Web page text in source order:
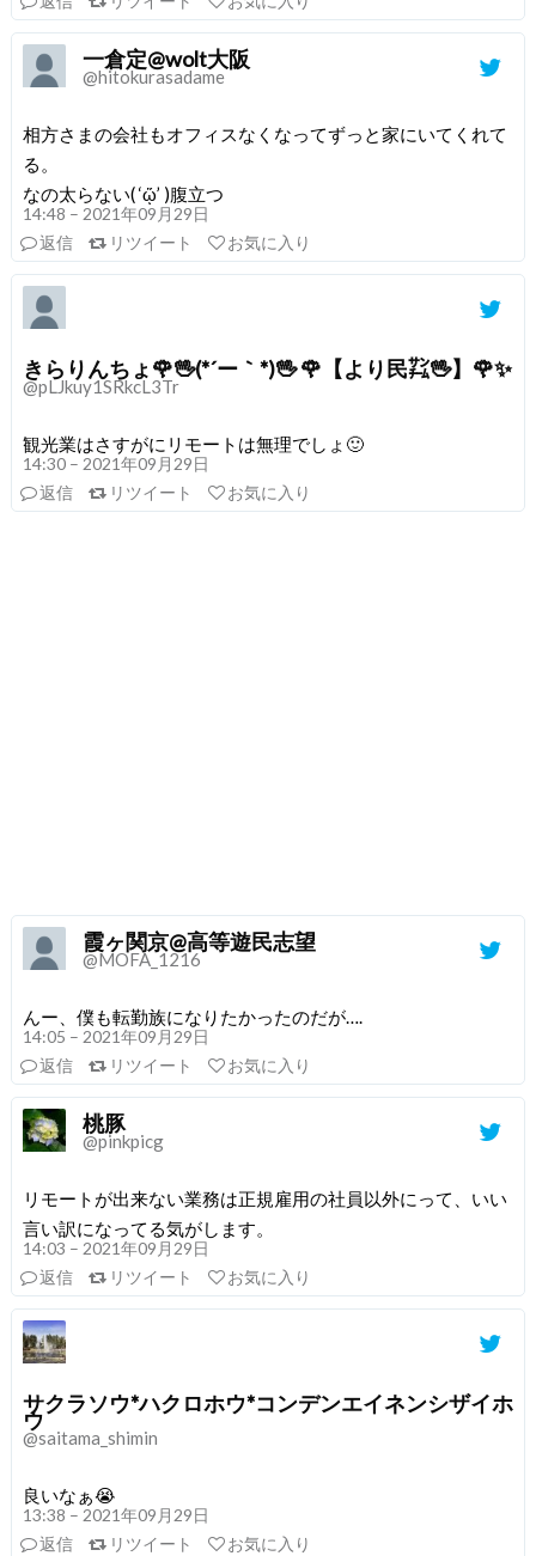
一倉定@wolt大阪
@hitokurasadame
相方さまの会社もオフィスなくなってずっと家にいてくれて
る。
なの太らない( ‘ᾥ’ )腹立つ
14:48 – 2021年09月29日
返信
リツイート お気に入り
きらりんちょ🌹🖖(*´ー｀*)🖖 🌹【より民㌠🖖】🌹✨
@pLJkuy1SRkcL3Tr
観光業はさすがにリモートは無理でしょ🙂
14:30 – 2021年09月29日
返信
リツイート お気に入り
霞ヶ関京@高等遊民志望
@MOFA_1216
んー、僕も転勤族になりたかったのだが….
14:05 – 2021年09月29日
返信
リツイート お気に入り
桃豚
@pinkpicg
リモートが出来ない業務は正規雇用の社員以外にって、いい
言い訳になってる気がします。
14:03 – 2021年09月29日
返信
リツイート お気に入り
サクラソウ*ハクロホウ*コンデンエイネンシザイホ
ウ
@saitama_shimin
良いなぁ😭
13:38 – 2021年09月29日
返信
リツイート お気に入り